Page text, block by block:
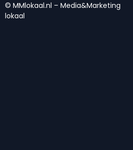
© MMlokaal.nl – Media&Marketing
lokaal